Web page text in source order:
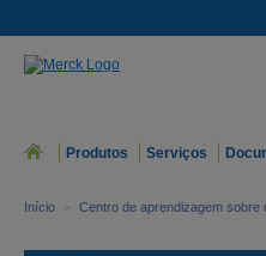
Produtos Serviços
Início > Centro de aprendizagem sobre